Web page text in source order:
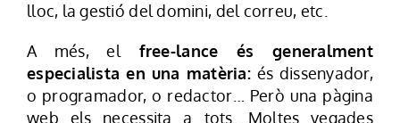
lloc, la gestió del domini, del correu, etc.
A més, el free-lance és generalment
especialista en una matèria:és dissenyador,
o programador, o redactor… Però una pàgina
web els necessita a tots. Moltes vegades